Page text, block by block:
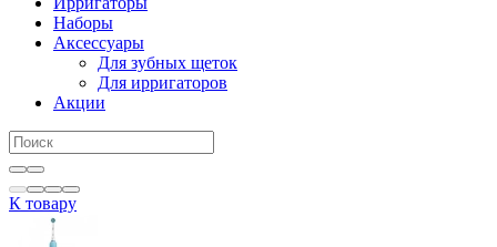
Наборы
Аксессуары
Для зубных щеток
Для ирригаторов
Акции
К товару